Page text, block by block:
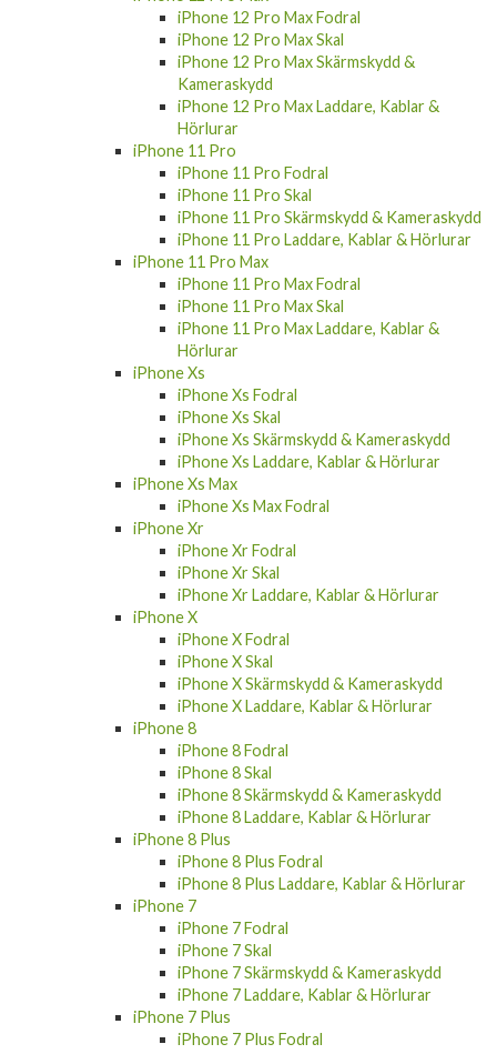
iPhone 12 Pro Max Fodral
iPhone 12 Pro Max Skal
iPhone 12 Pro Max Skärmskydd &
Kameraskydd
iPhone 12 Pro Max Laddare, Kablar &
Hörlurar
iPhone 11 Pro
iPhone 11 Pro Fodral
iPhone 11 Pro Skal
iPhone 11 Pro Skärmskydd & Kameraskydd
iPhone 11 Pro Laddare, Kablar & Hörlurar
iPhone 11 Pro Max
iPhone 11 Pro Max Fodral
iPhone 11 Pro Max Skal
iPhone 11 Pro Max Laddare, Kablar &
Hörlurar
iPhone Xs
iPhone Xs Fodral
iPhone Xs Skal
iPhone Xs Skärmskydd & Kameraskydd
iPhone Xs Laddare, Kablar & Hörlurar
iPhone Xs Max
iPhone Xs Max Fodral
iPhone Xr
iPhone Xr Fodral
iPhone Xr Skal
iPhone Xr Laddare, Kablar & Hörlurar
iPhone X
iPhone X Fodral
iPhone X Skal
iPhone X Skärmskydd & Kameraskydd
iPhone X Laddare, Kablar & Hörlurar
iPhone 8
iPhone 8 Fodral
iPhone 8 Skal
iPhone 8 Skärmskydd & Kameraskydd
iPhone 8 Laddare, Kablar & Hörlurar
iPhone 8 Plus
iPhone 8 Plus Fodral
iPhone 8 Plus Laddare, Kablar & Hörlurar
iPhone 7
iPhone 7 Fodral
iPhone 7 Skal
iPhone 7 Skärmskydd & Kameraskydd
iPhone 7 Laddare, Kablar & Hörlurar
iPhone 7 Plus
iPhone 7 Plus Fodral